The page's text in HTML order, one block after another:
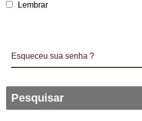
Lembrar
Esqueceu sua senha ?
Pesquisar